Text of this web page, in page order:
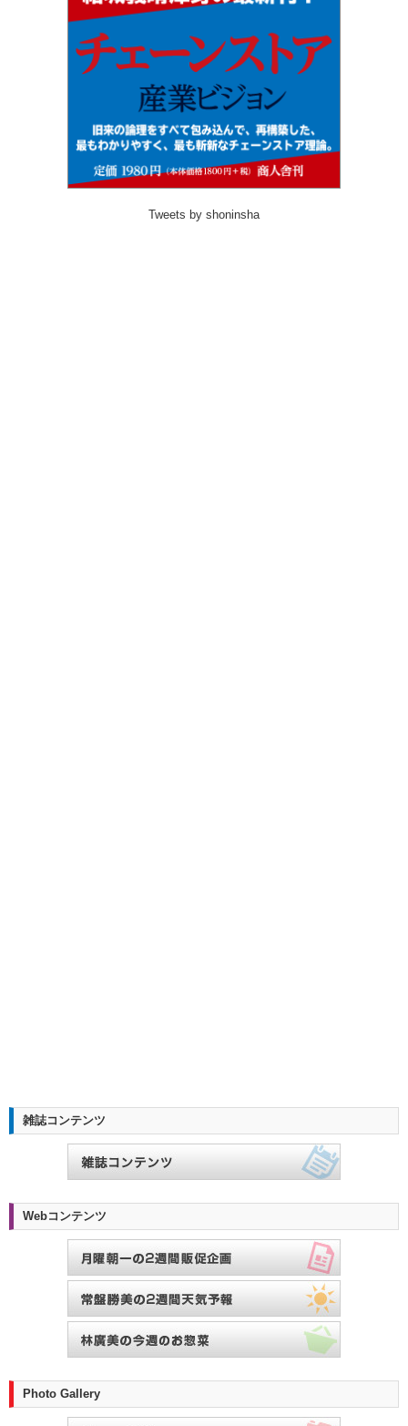
Tweets by shoninsha
雑誌コンテンツ
Webコンテンツ
Photo Gallery